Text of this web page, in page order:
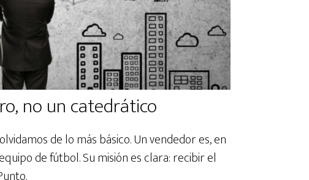
no un catedrático
de lo más básico. Un vendedor es, en
de fútbol. Su misión es clara: recibir el